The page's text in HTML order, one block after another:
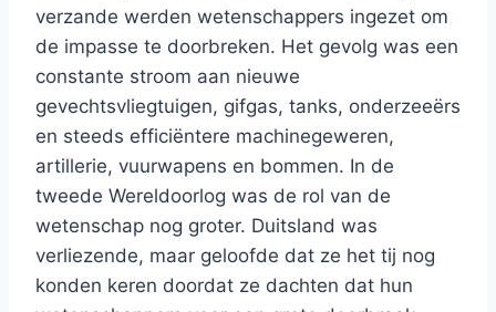
verzande werden wetenschappers ingezet om
de impasse te doorbreken. Het gevolg was een
constante stroom aan nieuwe
gevechtsvliegtuigen, gifgas, tanks, onderzeeërs
en steeds efficiëntere machinegeweren,
artillerie, vuurwapens en bommen. In de
tweede Wereldoorlog was de rol van de
wetenschap nog groter. Duitsland was
verliezende, maar geloofde dat ze het tij nog
konden keren doordat ze dachten dat hun